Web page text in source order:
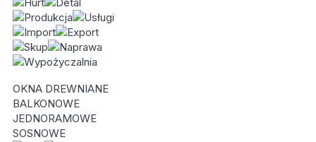
OKNA DREWNIANE
BALKONOWE
JEDNORAMOWE
SOSNOWE